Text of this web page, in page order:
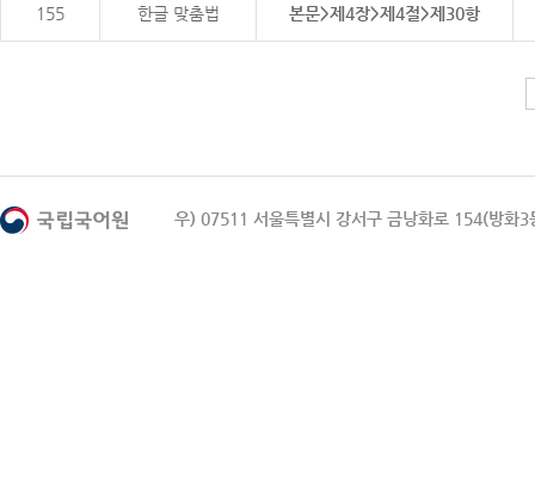
155 한글 맞춤법 본문>제4장>제4절>제30항
우) 07511 서울특별시 강서구 금낭화로 154(방화3